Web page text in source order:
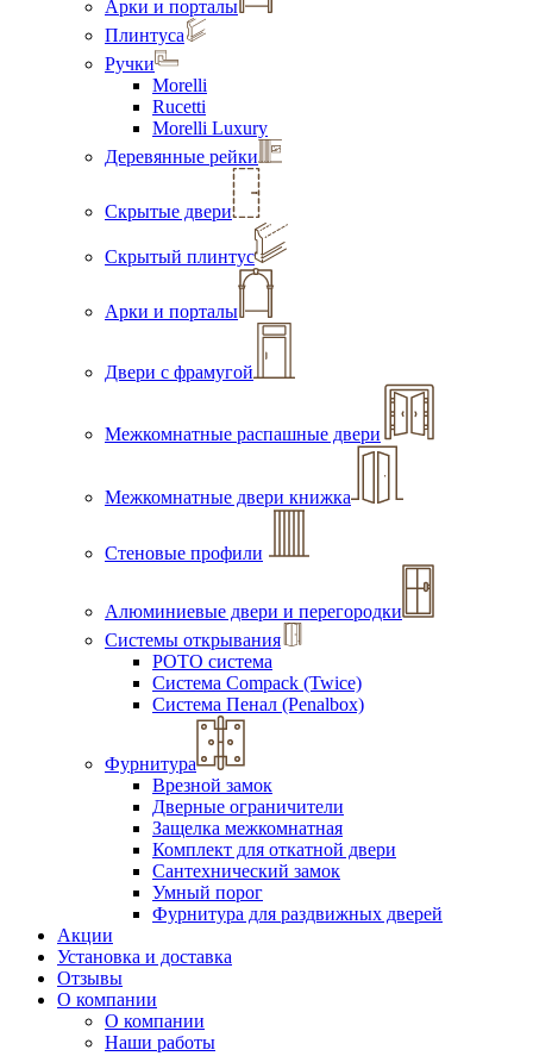
Арки и порталы
Плинтуса
Ручки
Morelli
Rucetti
Morelli Luxury
Деревянные рейки
Скрытые двери
Скрытый плинтус
Арки и порталы
Двери с фрамугой
Межкомнатные распашные двери
Межкомнатные двери книжка
Стеновые профили
Алюминиевые двери и перегородки
Системы открывания
РОТО система
Система Compack (Twice)
Система Пенал (Penalbox)
Фурнитура
Врезной замок
Дверные ограничители
Защелка межкомнатная
Комплект для откатной двери
Сантехнический замок
Умный порог
Фурнитура для раздвижных дверей
Акции
Установка и доставка
Отзывы
О компании
О компании
Наши работы